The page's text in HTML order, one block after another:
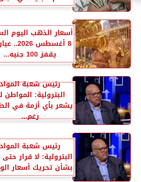
أسعار الذهب اليوم
يقفز 100 جنيه...
رئيس شعبة المواد
البترولية: المواطن
يشعر بأي أزمة في
رغم...
رئيس شعبة المواد
البترولية: لا قرار حتى
بشأن تحريك أسعار